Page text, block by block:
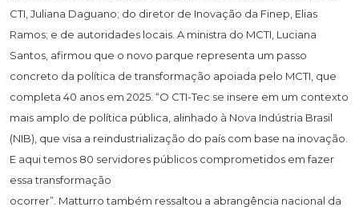
CTI, Juliana Daguano; do diretor de Inovação da Finep, Elias
Ramos; e de autoridades locais. A ministra do MCTI, Luciana
Santos, afirmou que o novo parque representa um passo
concreto da política de transformação apoiada pelo MCTI, que
completa 40 anos em 2025. “O CTI-Tec se insere em um contexto
mais amplo de política pública, alinhado à Nova Indústria Brasil
(NIB), que visa a reindustrialização do país com base na inovação.
E aqui temos 80 servidores públicos comprometidos em fazer
essa transformação
ocorrer”. Matturro também ressaltou a abrangência nacional da